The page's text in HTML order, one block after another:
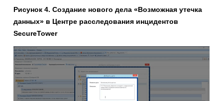
Рисунок 4. Создание нового дела «Возможная утечка
данных» в Центре расследования инцидентов
SecureTower